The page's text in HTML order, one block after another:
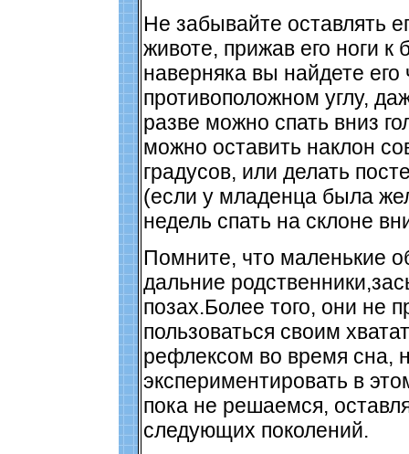
Не забывайте оставлять
животе, прижав его ноги к
наверняка вы найдете его
противоположном углу,
разве можно спать вниз
можно оставить наклон
градусов, или делать
(если у младенца была
недель спать на склоне
Помните, что маленькие
дальние
позах.Более того, они не
пользоваться своим
рефлексом во время сна,
экспериментировать в
пока не решаемся,
следующих поколений.